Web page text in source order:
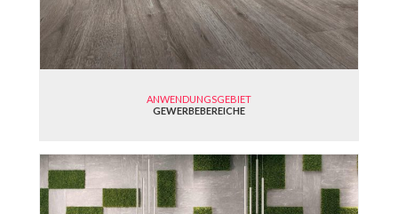
ANWENDUNGSGEBIET
GEWERBEBEREICHE